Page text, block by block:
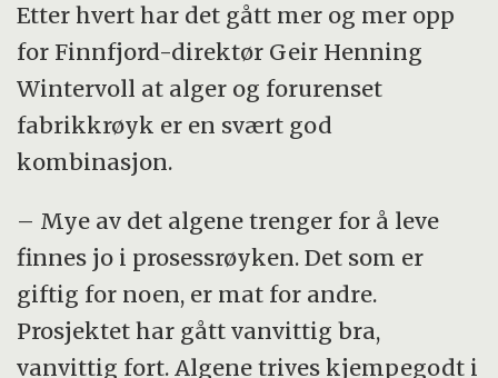
Etter hvert har det gått mer og mer opp
for Finnfjord-direktør Geir Henning
Wintervoll at alger og forurenset
fabrikkrøyk er en svært god
kombinasjon.
– Mye av det algene trenger for å leve
finnes jo i prosessrøyken. Det som er
giftig for noen, er mat for andre.
Prosjektet har gått vanvittig bra,
vanvittig fort. Algene trives kjempegodt i